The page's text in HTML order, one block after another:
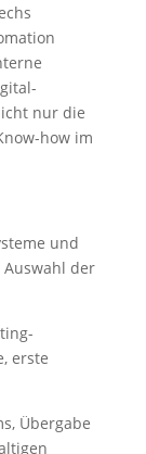
nur die
how im
und
Auswahl der
erste
Übergabe